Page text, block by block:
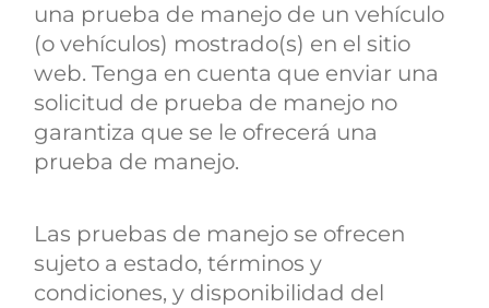
una prueba de manejo de un vehículo
(o vehículos) mostrado(s) en el sitio
web. Tenga en cuenta que enviar una
solicitud de prueba de manejo no
garantiza que se le ofrecerá una
prueba de manejo.
Las pruebas de manejo se ofrecen
sujeto a estado, términos y
condiciones, y disponibilidad del